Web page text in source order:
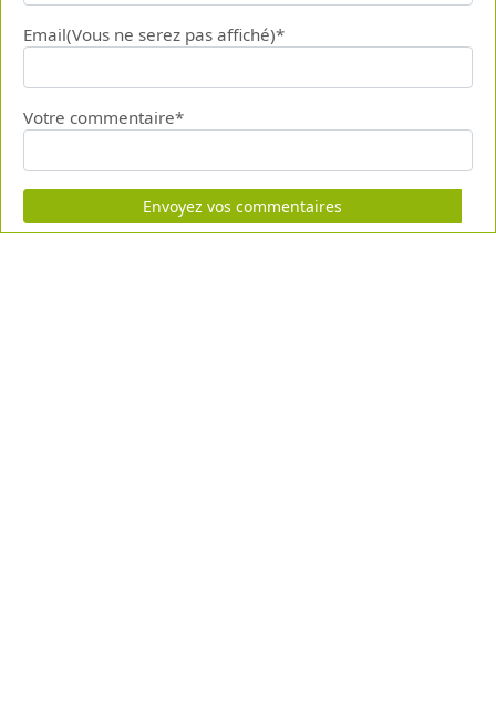
Email(Vous ne serez pas affiché)*
Votre commentaire*
Envoyez vos commentaires